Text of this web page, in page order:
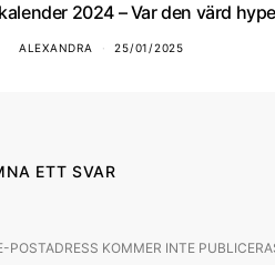
2024 – Var den värd
ALEXANDRA 25/01/2025
ETT SVAR
POSTADRESS KOMMER INTE